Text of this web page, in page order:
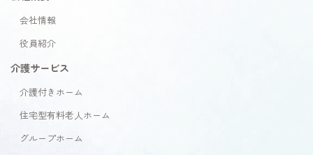
会社情報
役員紹介
介護サービス
介護付きホーム
住宅型有料老人ホーム
グループホーム